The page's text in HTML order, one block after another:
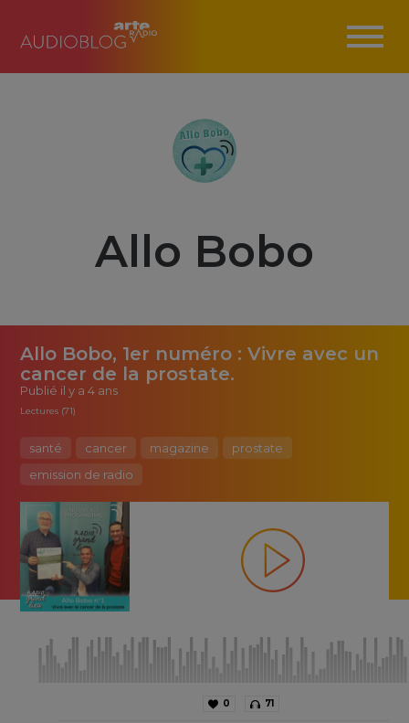
Allo Bobo
Allo Bobo, 1er numéro : Vivre avec un
cancer de la prostate.
Publié il y a 4 ans
Lectures (71)
santé cancer magazine
prostate
emission de radio
0 71